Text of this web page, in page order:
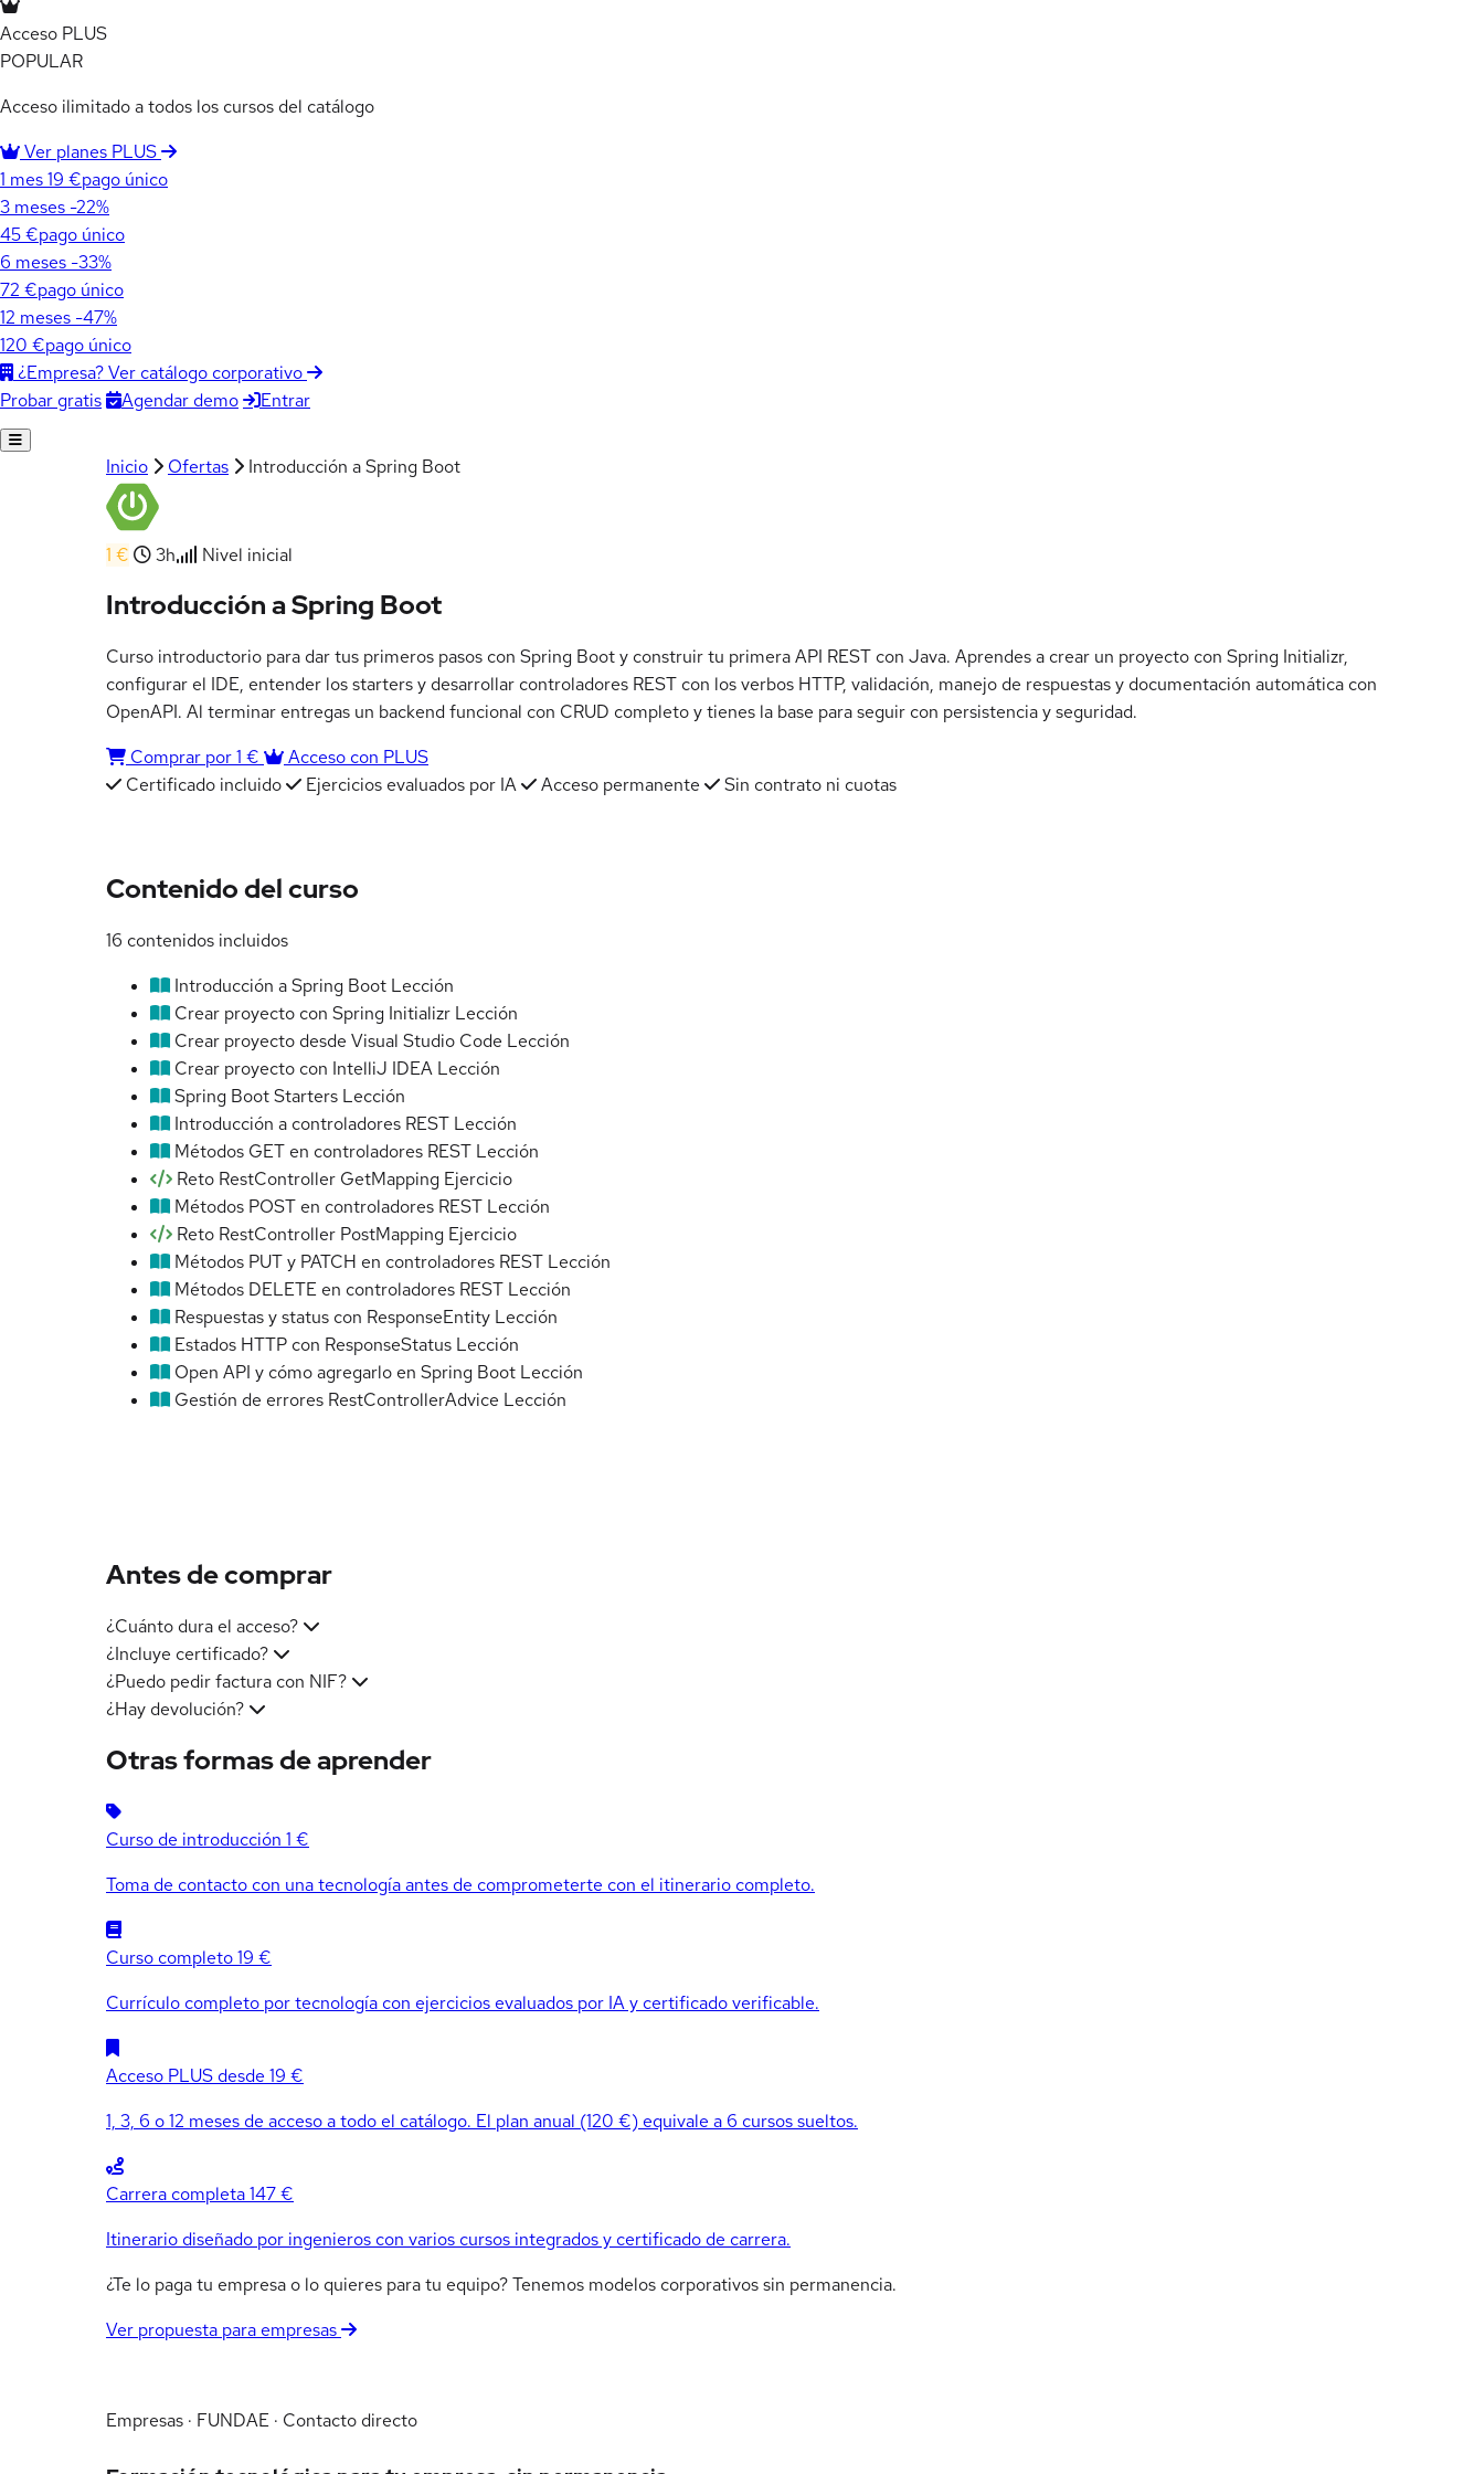
Acceso PLUS
POPULAR
Acceso ilimitado a todos los cursos del catálogo
Ver planes PLUS
1 mes19 €pago único
3 meses -22%
45 €pago único
6 meses -33%
72 €pago único
12 meses -47%
120 €pago único
¿Empresa? Ver catálogo corporativo
Probar gratis
Agendar demo Entrar
Inicio Ofertas Introducción a Spring Boot
1 € 3h Nivel inicial
Introducción a Spring Boot
Curso introductorio para dar tus primeros pasos con Spring Boot y construir tu primera API REST con Java. Aprendes a crear un proyecto con Spring Initializr,
configurar el IDE, entender los starters y desarrollar controladores REST con los verbos HTTP, validación, manejo de respuestas y documentación automática con
OpenAPI. Al terminar entregas un backend funcional con CRUD completo y tienes la base para seguir con persistencia y seguridad.
Comprar por 1 €
Acceso con PLUS
Certificado incluido
Ejercicios evaluados por IA Acceso permanente Sin contrato ni cuotas
Contenido del curso
16 contenidos incluidos
Introducción a Spring Boot Lección
Crear proyecto con Spring Initializr Lección
Crear proyecto desde Visual Studio Code Lección
Crear proyecto con IntelliJ IDEA Lección
Spring Boot Starters Lección
Introducción a controladores REST Lección
Métodos GET en controladores REST Lección
Reto RestController GetMapping Ejercicio
Métodos POST en controladores REST Lección
Reto RestController PostMapping Ejercicio
Métodos PUT y PATCH en controladores REST Lección
Métodos DELETE en controladores REST Lección
Respuestas y status con ResponseEntity Lección
Estados HTTP con ResponseStatus Lección
Open API y cómo agregarlo en Spring Boot Lección
Gestión de errores RestControllerAdvice Lección
Antes de comprar
¿Cuánto dura el acceso?
¿Incluye certificado?
¿Puedo pedir factura con NIF?
¿Hay devolución?
Otras formas de aprender
Curso de introducción 1 €
Toma de contacto con una tecnología antes de comprometerte con el itinerario completo.
Curso completo19 €
Currículo completo por tecnología con ejercicios evaluados por IA y certificado verificable.
Acceso PLUS desde 19 €
1, 3, 6 o 12 meses de acceso a todo el catálogo. El plan anual (120 €) equivale a 6 cursos sueltos.
Carrera completa147 €
Itinerario diseñado por ingenieros con varios cursos integrados y certificado de carrera.
¿Te lo paga tu empresa o lo quieres para tu equipo? Tenemos modelos corporativos sin permanencia.
Ver propuesta para empresas
Empresas · FUNDAE · Contacto directo